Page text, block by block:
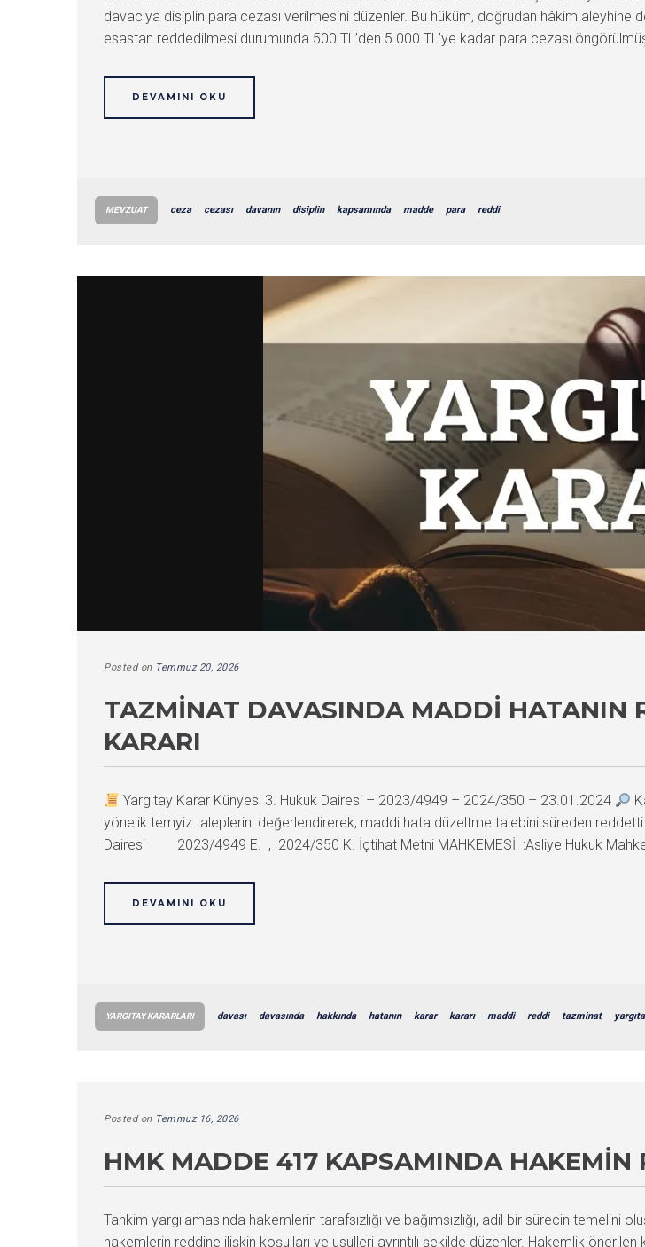
davacıya disiplin para cezası verilmesini düzenler. Bu hüküm, doğrudan hâkim aleyhine
esastan reddedilmesi durumunda 500 TL’den 5.000 TL’ye kadar para cezası
DEVAMINI OKU
MEVZUAT ceza cezası davanın disiplin kapsamında madde para reddi
Posted on Temmuz 20, 2026
TAZMINAT DAVASINDA MADDI HATANIN
KARARI
Yargıtay Karar Künyesi 3. Hukuk Dairesi – 2023/4949 – 2024/350 – 23.01.2024
yönelik temyiz taleplerini değerlendirerek, maddi hata düzeltme talebini süreden
Dairesi 2023/4949 E. , 2024/350 K. İçtihat Metni MAHKEMESİ :Asliye Hukuk
DEVAMINI OKU
YARGITAY KARARLARI davası davasında hakkında hatanın karar kararı maddi reddi tazminat
Posted on Temmuz 16, 2026
HMK MADDE 417 KAPSAMINDA HAKEMIN
Tahkim yargılamasında hakemlerin tarafsızlığı ve bağımsızlığı, adil bir sürecin temelini
hakemlerin reddine ilişkin koşulları ve usulleri ayrıntılı şekilde düzenler. Hakemlik